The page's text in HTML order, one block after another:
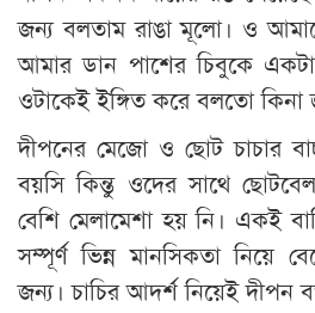
জন্য বলতাম রাঙা মূলো। ও
আমার ডান পাশের চিবুকে
ওটাকেই ইঙ্গিত করে বলতো কিনা
দীপনের মেজো ও ছোট চাচার
বয়সি কিন্তু ওদের সাথে
বেশি মেলামেশা হয় নি। একই
সম্পূর্ণ ভিন্ন মানসিকতা নিয়ে
জন্য। চাচির আদর্শ নিয়েই দীপন